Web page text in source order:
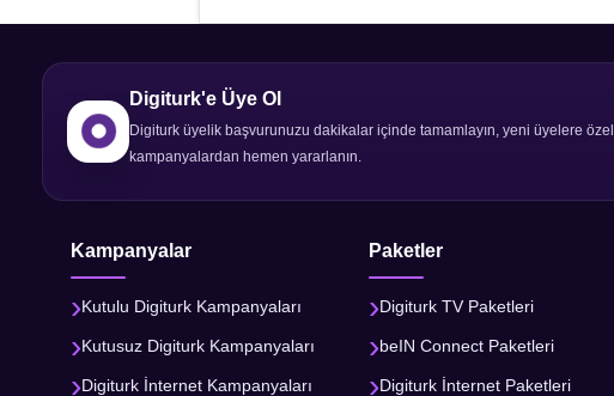
Digiturk'e Üye Ol
Digiturk üyelik başvurunuzu dakikalar içinde tamamlayın, yeni üyelere özel
kampanyalardan hemen yararlanın.
Kampanyalar
Kutulu Digiturk Kampanyaları
Kutusuz Digiturk Kampanyaları
Digiturk İnternet Kampanyaları
Paketler
Digiturk TV Paketleri
beIN Connect Paketleri
Digiturk İnternet Paketleri